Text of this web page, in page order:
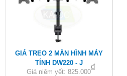
GIÁ TREO 2 MÀN HÌNH MÁY
TÍNH DW220 - J
Giá niêm yết: 825.000
đ